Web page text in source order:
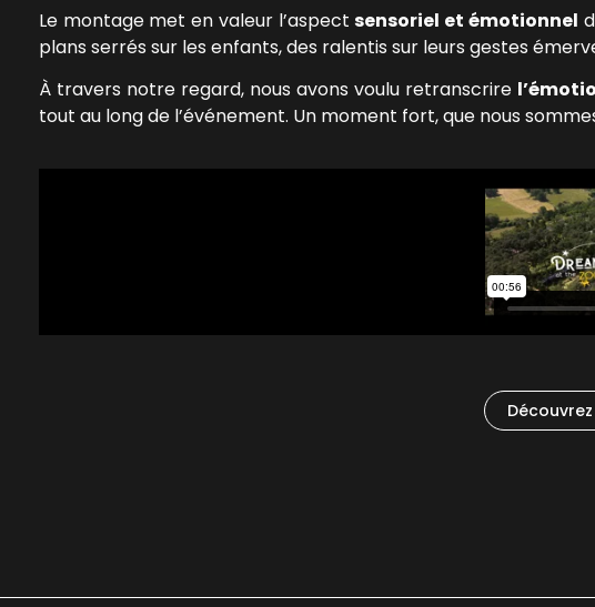
Le montage met en valeur l’aspectsensoriel et émotionnel
plans serrés sur les enfants, des ralentis sur leurs gestes
À travers notre regard, nous avons voulu retranscrire
tout au long de l’événement. Un moment fort, que nous